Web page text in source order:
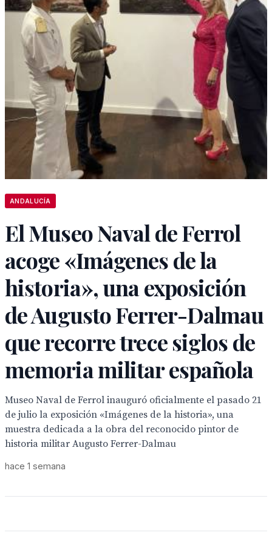
ANDALUCÍA
El Museo Naval de Ferrol
acoge «Imágenes de la
historia», una exposición
de Augusto Ferrer-Dalmau
que recorre trece siglos de
memoria militar española
Museo Naval de Ferrol inauguró oficialmente el pasado 21
de julio la exposición «Imágenes de la historia», una
muestra dedicada a la obra del reconocido pintor de
historia militar Augusto Ferrer-Dalmau
hace 1 semana